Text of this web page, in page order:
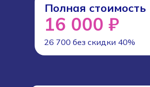
Полная стоимость
16 000 ₽
26 700 без скидки 40%